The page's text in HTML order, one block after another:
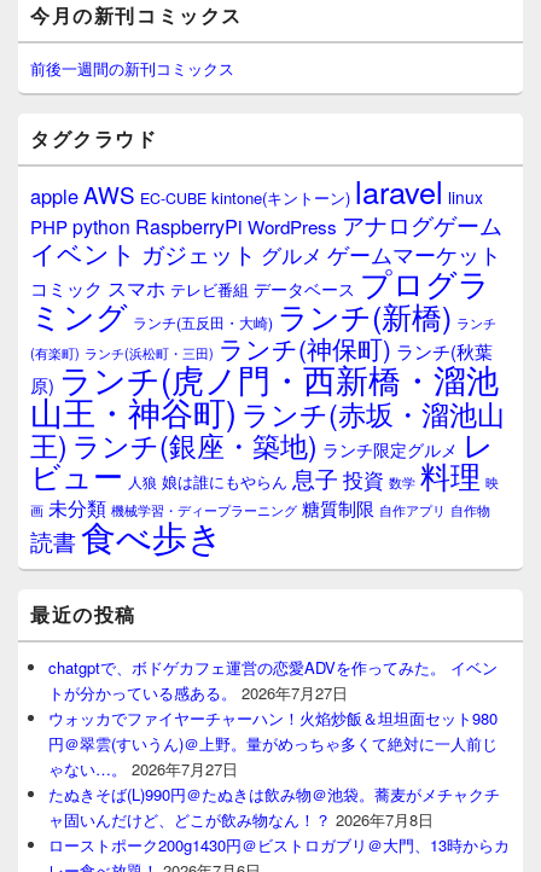
イ
ン
サ
イ
ウ
ィ
ジ
ェ
ア
今月の新刊コミックス
前後一週間の新刊コミックス
タグクラウド
appleAWS EC-CUBE kintone(キントーン) laravel linux
PHPpython RaspberryPi WordPress アナログゲーム
イベント ガジェット グルメ ゲームマーケット
コミック スマホ テレビ番組 データベース プログラ
ミング ランチ(五反田・大崎) ランチ(新橋) ランチ
(有楽町) ランチ(浜松町・三田) ランチ(神保町) ランチ(秋葉
原) ランチ(虎ノ門・西新橋・溜池
山王・神谷町) ランチ(赤坂・溜池山
王) ランチ(銀座・築地) ランチ限定グルメ レ
ビュー 人狼 娘は誰にもやらん 息子 投資 数学 料理 映
画 未分類 機械学習・ディープラーニング 糖質制限 自作アプリ 自作物
読書食べ歩き
最近の投稿
chatgptで、ボドゲカフェ運営の恋愛ADVを作ってみた。 イベン
トが分かっている感ある。
2026年7月27日
ウォッカでファイヤーチャーハン！火焰炒飯＆坦坦面セット980
円＠翠雲(すいうん)＠上野。量がめっちゃ多くて絶対に一人前じ
ゃない…。
2026年7月27日
たぬきそば(L)990円＠たぬきは飲み物＠池袋。蕎麦がメチャクチ
ャ固いんだけど、どこが飲み物なん！？ 2026年7月8日
ローストポーク200g1430円＠ビストロガブリ＠大門、13時からカ